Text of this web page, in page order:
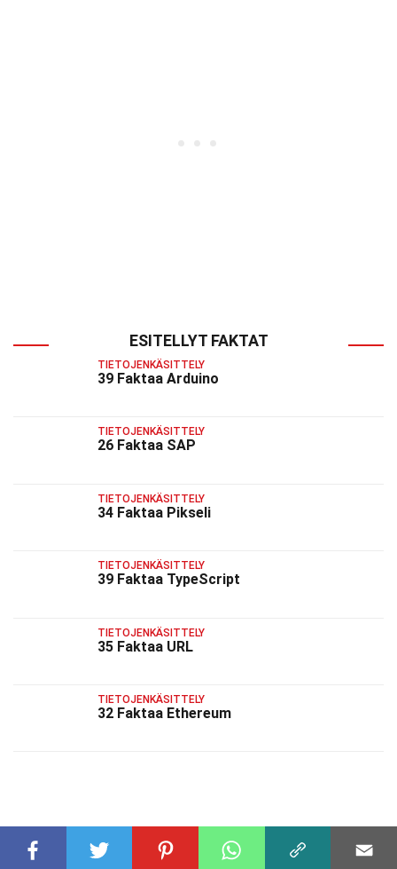
ESITELLYT FAKTAT
TIETOJENKÄSITTELY
39 Faktaa Arduino
TIETOJENKÄSITTELY
26 Faktaa SAP
TIETOJENKÄSITTELY
34 Faktaa Pikseli
TIETOJENKÄSITTELY
39 Faktaa TypeScript
TIETOJENKÄSITTELY
35 Faktaa URL
TIETOJENKÄSITTELY
32 Faktaa Ethereum
AIHEESEEN LIITTYVÄT FAKTAT